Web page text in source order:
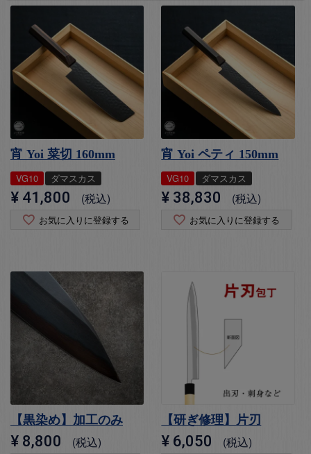
宵 Yoi 菜切 160mm
VG10 ダマスカス
¥ 41,800 税込
お気に入りに登録する
宵 Yoi ペティ 150mm
VG10 ダマスカス
¥ 38,830 税込
お気に入りに登録する
【黒染め】加工のみ
¥ 8,800 税込
【研ぎ修理】片刃
¥ 6,050 税込